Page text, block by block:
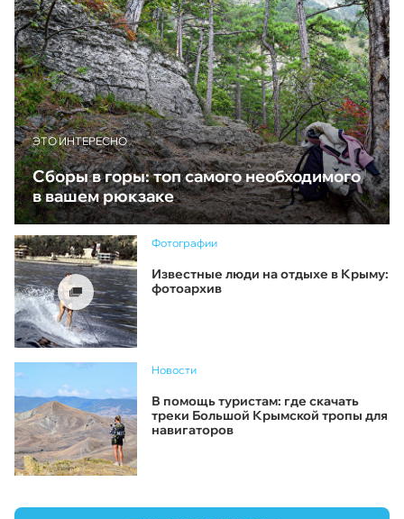
ЭТО ИНТЕРЕСНО
Сборы в горы: топ самого необходимого
в вашем рюкзаке
Фотографии
Известные люди на отдыхе в Крыму:
фотоархив
Новости
В помощь туристам: где скачать
треки Большой Крымской тропы для
навигаторов